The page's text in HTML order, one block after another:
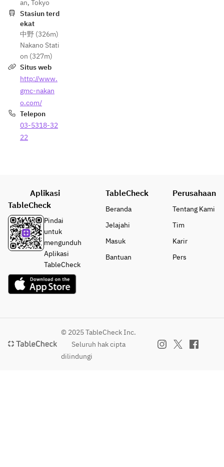
an, Tokyo
Stasiun terd
ekat
中野 (326m)
Nakano Stati
on (327m)
Situs web
http://www.
gmc-nakan
o.com/
Telepon
03-5318-32
22
Aplikasi
TableCheck
Pindai
untuk
mengunduh
Aplikasi
TableCheck
TableCheck
Beranda
Jelajahi
Masuk
Bantuan
Perusahaan
Tentang Kami
Tim
Karir
Pers
© 2025 TableCheck Inc.
Seluruh hak cipta
dilindungi